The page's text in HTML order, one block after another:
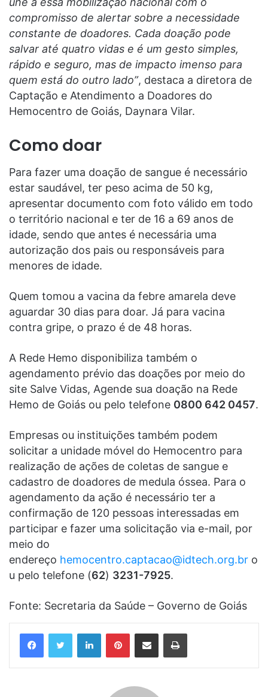
compromisso de alertar sobre a necessidade
constante de doadores. Cada doação pode
salvar até quatro vidas e é um gesto simples,
rápido e seguro, mas de impacto imenso para
quem está do outro lado”, destaca a diretora de
Captação e Atendimento a Doadores do
Hemocentro de Goiás, Daynara Vilar.
Como doar
Para fazer uma doação de sangue é necessário
estar saudável, ter peso acima de 50 kg,
apresentar documento com foto válido em todo
o território nacional e ter de 16 a 69 anos de
idade, sendo que antes é necessária uma
autorização dos pais ou responsáveis para
menores de idade.
Quem tomou a vacina da febre amarela deve
aguardar 30 dias para doar. Já para vacina
contra gripe, o prazo é de 48 horas.
A Rede Hemo disponibiliza também o
agendamento prévio das doações por meio do
site Salve Vidas, Agende sua doação na Rede
Hemo de Goiás ou pelo telefone 0800 642 0457.
Empresas ou instituições também podem
solicitar a unidade móvel do Hemocentro para
realização de ações de coletas de sangue e
cadastro de doadores de medula óssea. Para o
agendamento da ação é necessário ter a
confirmação de 120 pessoas interessadas em
participar e fazer uma solicitação via e-mail, por
meio do
endereço hemocentro.captacao@idtech.org.br o
u pelo telefone (62) 3231-7925.
Fonte: Secretaria da Saúde – Governo de Goiás
LinkedinPinterestCompartilhar via e-mail Imprimir